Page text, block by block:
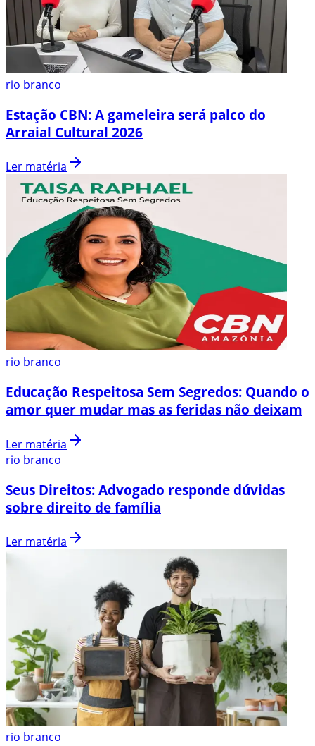
rio branco
Estação CBN: A gameleira será palco do
Arraial Cultural 2026
Ler matéria
rio branco
Educação Respeitosa Sem Segredos: Quando o
amor quer mudar mas as feridas não deixam
Ler matéria
rio branco
Seus Direitos: Advogado responde dúvidas
sobre direito de família
Ler matéria
rio branco